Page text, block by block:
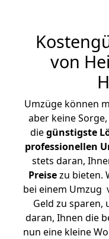
von
Umzüge können
aber keine
diegünstigste
professionellen
stets daran,
Preisezu bieten.
bei einem Umzug
Geld zu sparen,
daran, Ihnen die
nun eine kleine